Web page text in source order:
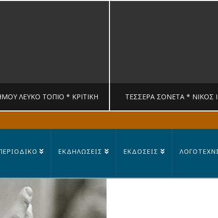
ΛΕΥΚΟ ΤΟΠΙΟ * ΚΡΙΤΙΚΉ
MANDRAGORAS
23 ΙΟΥΛΊΟΥ, 2026
ΤΈΣΣΕΡΑ ΣΟΝΈΤΑ * ΝΊΚΟΣ
ΕΚΔΗΛΩΣΕΙΣ ΕΚΔΟΣΕΙΣ